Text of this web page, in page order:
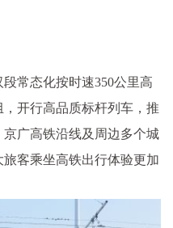
常态化按时速350公里高
开行高品质标杆列车，推
广高铁沿线及周边多个城
客乘坐高铁出行体验更加